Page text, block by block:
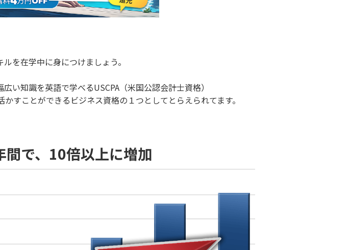
を在学中に身につけましょう。
い知識を英語で学べるUSCPA（米国公認会計士資格）
すことができるビジネス資格の１つとしてとらえられてます。
で、10倍以上に増加